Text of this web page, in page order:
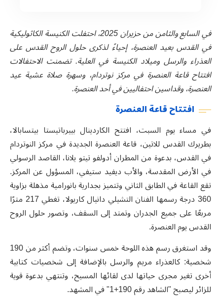
في السابع والثامن من حزيران 2025، احتفلت الكنيسة الكاثوليكية
في القدس بعيد العنصرة، إحياءً لذكرى حلول الروح القدس على
العذراء والرسل وميلاد الكنيسة في العلية. تضمنت الاحتفالات
افتتاح قاعة العنصرة في مركز نوتردام، وسهرة صلاة عشية عيد
العنصرة، وقداسين احتفاليين في أحد العنصرة.
افتتاح قاعة العنصرة
في مساء يوم السبت، افتتح الكاردينال بييرباتيستا بيتسابالا،
بطريرك القدس للاتين، قاعة العنصرة الجديدة في مركز النوتردام
في القدس، بدعوة من المطران أدولفو تيتو يلانا، القاصد الرسولي
في الأرض المقدسة، والأب ديفيد ستيفي، المسؤول عن المركز.
تقع القاعة في الطابق الثاني وتتميز بجدارية بانورامية مذهلة بزاوية
360 درجة رسمها الفنان التشيلي دانيال كاريولا، تغطي 217 مترًا
مربعًا على جميع الجدران وتمتد إلى السقف، وتصور حلول الروح
القدس يوم العنصرة.
وقد استغرق رسم هذه اللوحة خمس سنوات، وتضم أكثر من 190
شخصية: كالعذراء مريم والرسل بالإضافة إلى شخصيات كتابية
أخرى تغير مجرى حياتها لدى لقائها المسيح، وتنتهي بدعوة قوية
للزائر ليصبح "الشاهد رقم 190+1" في المشهد
.